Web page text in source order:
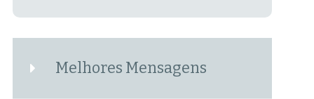
Melhores Mensagens